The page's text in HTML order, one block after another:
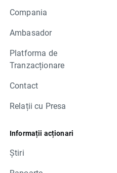
Compania
Ambasador
Platforma de
Tranzacționare
Contact
Relații cu Presa
Informații acționari
Știri